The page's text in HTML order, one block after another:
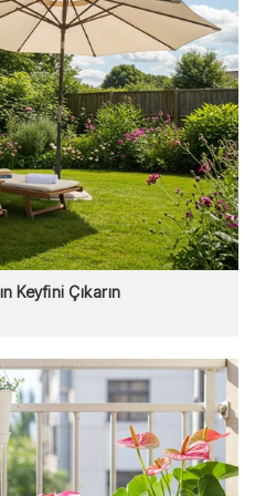
Keyfini Çıkarın